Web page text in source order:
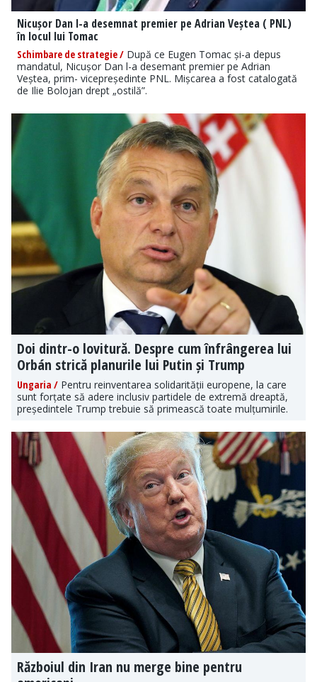
Nicușor Dan l-a desemnat premier pe Adrian Veștea ( PNL)
în locul lui Tomac
Schimbare de strategie / După ce Eugen Tomac și-a depus
mandatul, Nicușor Dan l-a desemant premier pe Adrian
Veștea, prim- vicepreședinte PNL. Mișcarea a fost catalogată
de Ilie Bolojan drept „ostilă”.
Doi dintr-o lovitură. Despre cum înfrângerea lui
Orbán strică planurile lui Putin și Trump
Ungaria / Pentru reinventarea solidarității europene, la care
sunt forțate să adere inclusiv partidele de extremă dreaptă,
președintele Trump trebuie să primească toate mulțumirile.
Războiul din Iran nu merge bine pentru